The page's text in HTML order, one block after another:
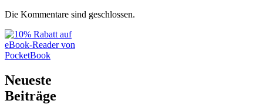
Die Kommentare sind geschlossen.
Neueste
Beiträge